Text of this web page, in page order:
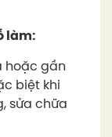
làm:
hoặc gần
biệt khi
sửa chữa